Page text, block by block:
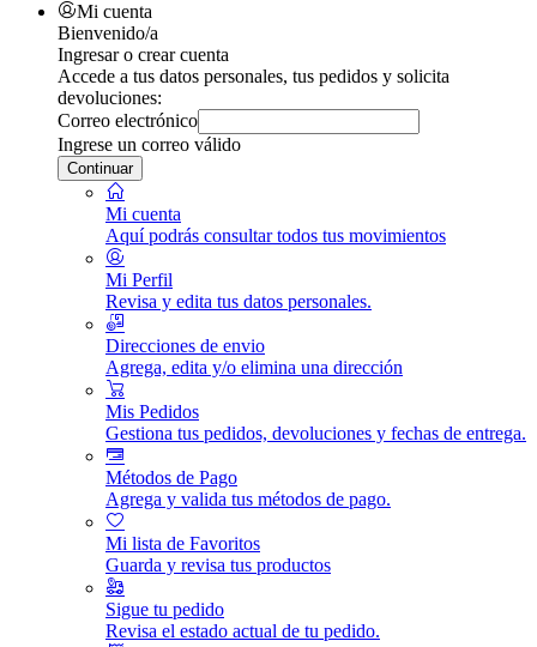
Mi cuenta
Bienvenido/a
Ingresar o crear cuenta
Accede a tus datos personales, tus pedidos y solicita
devoluciones:
Correo electrónico
Ingrese un correo válido
Continuar
Mi cuenta
Aquí podrás consultar todos tus movimientos
Mi Perfil
Revisa y edita tus datos personales.
Direcciones de envio
Agrega, edita y/o elimina una dirección
Mis Pedidos
Gestiona tus pedidos, devoluciones y fechas de entrega.
Métodos de Pago
Agrega y valida tus métodos de pago.
Mi lista de Favoritos
Guarda y revisa tus productos
Sigue tu pedido
Revisa el estado actual de tu pedido.